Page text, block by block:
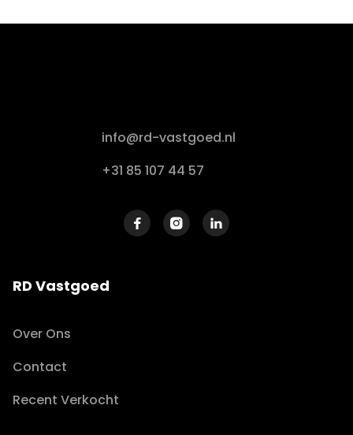
info@rd-vastgoed.nl
+31 85 107 44 57
  
RD Vastgoed
Over Ons
Contact
Recent Verkocht